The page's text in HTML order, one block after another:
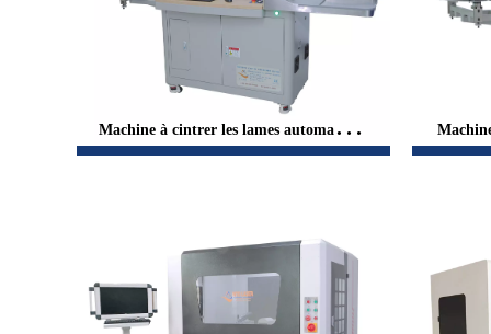
Machine à cintrer les lames automatique
trice de découpe du cuir, fabrication